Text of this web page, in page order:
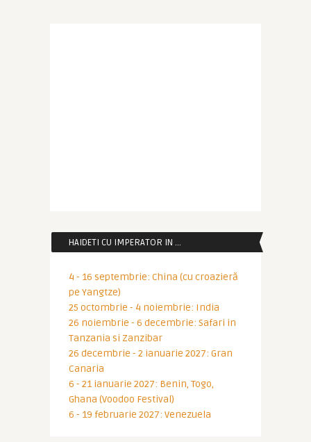
HAIDETI CU IMPERATOR IN …
4 - 16 septembrie: China (cu croazieră
pe Yangtze)
25 octombrie - 4 noiembrie: India
26 noiembrie - 6 decembrie: Safari in
Tanzania si Zanzibar
26 decembrie - 2 ianuarie 2027: Gran
Canaria
6 - 21 ianuarie 2027: Benin, Togo,
Ghana (Voodoo Festival)
6 - 19 februarie 2027: Venezuela